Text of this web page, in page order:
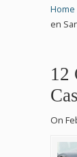
Home
en
12
On